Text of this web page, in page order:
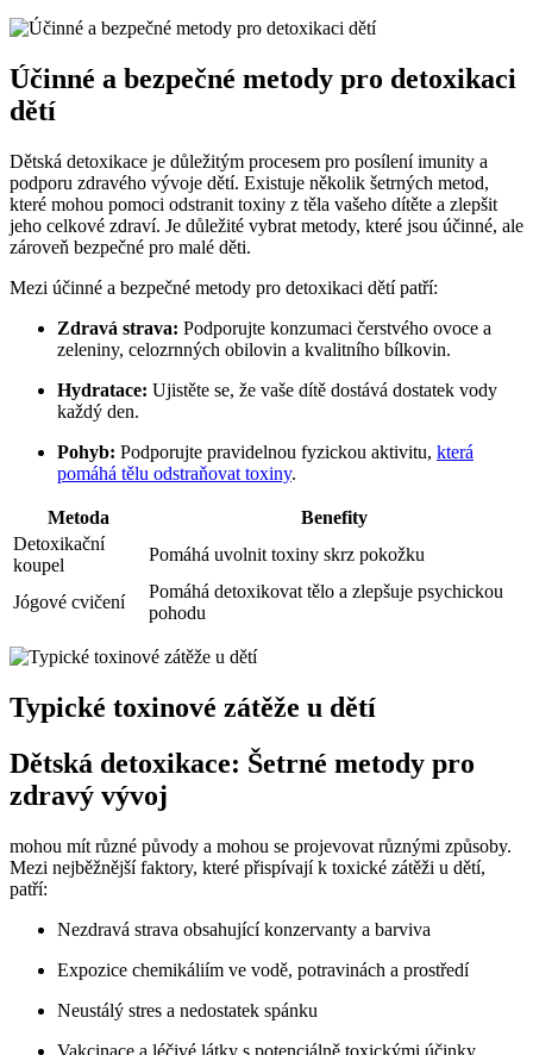
Účinné a bezpečné metody pro detoxikaci
dětí
Dětská detoxikace je důležitým procesem pro posílení imunity a
podporu zdravého vývoje dětí. Existuje několik šetrných metod,
které mohou pomoci odstranit toxiny z těla vašeho dítěte a zlepšit
jeho celkové zdraví. Je důležité vybrat metody, které jsou účinné, ale
zároveň bezpečné pro malé děti.
Mezi účinné a bezpečné metody pro detoxikaci dětí patří:
Zdravá strava: Podporujte konzumaci čerstvého ovoce a
zeleniny, celozrnných obilovin a kvalitního bílkovin.
Hydratace: Ujistěte se, že vaše dítě dostává dostatek vody
každý den.
Pohyb: Podporujte pravidelnou fyzickou aktivitu, která
pomáhá tělu odstraňovat toxiny.
Metoda
Benefity
Detoxikační
koupel
Pomáhá uvolnit toxiny skrz pokožku
Jógové cvičení
Pomáhá detoxikovat tělo a zlepšuje psychickou
pohodu
Typické toxinové zátěže u dětí
Dětská detoxikace: Šetrné metody pro
zdravý vývoj
mohou mít různé původy a mohou se projevovat různými způsoby.
Mezi nejběžnější faktory, které přispívají k toxické zátěži u dětí,
patří:
Nezdravá strava obsahující konzervanty a barviva
Expozice chemikáliím ve vodě, potravinách a prostředí
Neustálý stres a nedostatek spánku
Vakcinace a léčivé látky s potenciálně toxickými účinky